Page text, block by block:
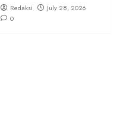
Redaksi
July 28, 2026
0